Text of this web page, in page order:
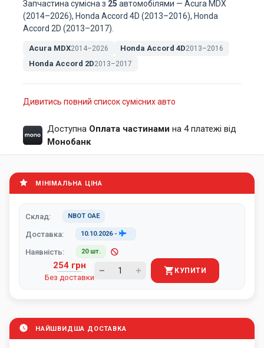
Запчастина сумісна з 25 автомобілями — Acura MDX
(2014–2026), Honda Accord 4D (2013–2016), Honda
Accord 2D (2013–2017).
Acura MDX2014–2026 Honda Accord 4D2013–2016
Honda Accord 2D2013–2017
Дивитись повний список сумісних авто
Доступна Оплата частинами на 4 платежі від
Монобанк
МІНІМАЛЬНА ЦІНА
Склад: NBOT ОАЕ
Доставка: 10.10.2026-
Наявність: 20 шт.
254 грн
Без доставки
КУПИТИ
НАЙШВИДША ДОСТАВКА